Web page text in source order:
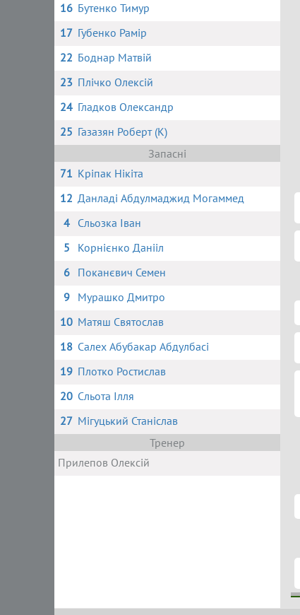
16 Бутенко Тимур
17 Губенко Рамір
22 Боднар Матвій
23 Плічко Олексій
24 Гладков Олександр
25 Газазян Роберт (К)
Запасні
71 Кріпак Нікіта
12 Данладі Абдулмаджид Могаммед
4
Сльозка Іван
5
Корнієнко Данііл
6
Поканєвич Семен
9
Мурашко Дмитро
10 Матяш Святослав
18 Салех Абубакар Абдулбасі
19 Плотко Ростислав
20 Сльота Ілля
27 Мігуцький Станіслав
Тренер
Прилепов Олексій